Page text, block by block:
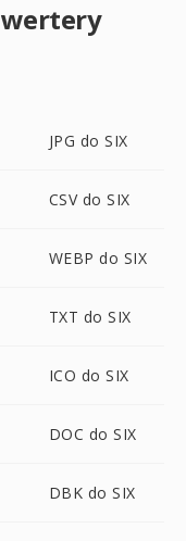
JPG do SIX
CSV do SIX
WEBP do SIX
TXT do SIX
ICO do SIX
DOC do SIX
DBK do SIX